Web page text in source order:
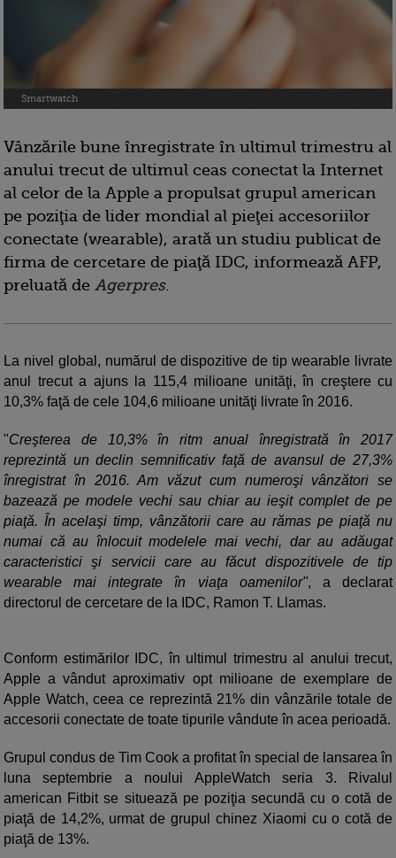
Smartwatch
Vânzările bune înregistrate în ultimul trimestru al
anului trecut de ultimul ceas conectat la Internet
al celor de la Apple a propulsat grupul american
pe poziţia de lider mondial al pieţei accesoriilor
conectate (wearable), arată un studiu publicat de
firma de cercetare de piaţă IDC, informează AFP,
preluată de Agerpres.
La nivel global, numărul de dispozitive de tip wearable livrate
anul trecut a ajuns la 115,4 milioane unităţi, în creştere cu
10,3% faţă de cele 104,6 milioane unităţi livrate în 2016.
"Creşterea de 10,3% în ritm anual înregistrată în 2017
reprezintă un declin semnificativ faţă de avansul de 27,3%
înregistrat în 2016. Am văzut cum numeroşi vânzători se
bazează pe modele vechi sau chiar au ieşit complet de pe
piaţă. În acelaşi timp, vânzătorii care au rămas pe piaţă nu
numai că au înlocuit modelele mai vechi, dar au adăugat
caracteristici şi servicii care au făcut dispozitivele de tip
wearable mai integrate în viaţa oamenilor", a declarat
directorul de cercetare de la IDC, Ramon T. Llamas.
Conform estimărilor IDC, în ultimul trimestru al anului trecut,
Apple a vândut aproximativ opt milioane de exemplare de
Apple Watch, ceea ce reprezintă 21% din vânzările totale de
accesorii conectate de toate tipurile vândute în acea perioadă.
Grupul condus de Tim Cook a profitat în special de lansarea în
luna septembrie a noului AppleWatch seria 3. Rivalul
american Fitbit se situează pe poziţia secundă cu o cotă de
piaţă de 14,2%, urmat de grupul chinez Xiaomi cu o cotă de
piaţă de 13%.